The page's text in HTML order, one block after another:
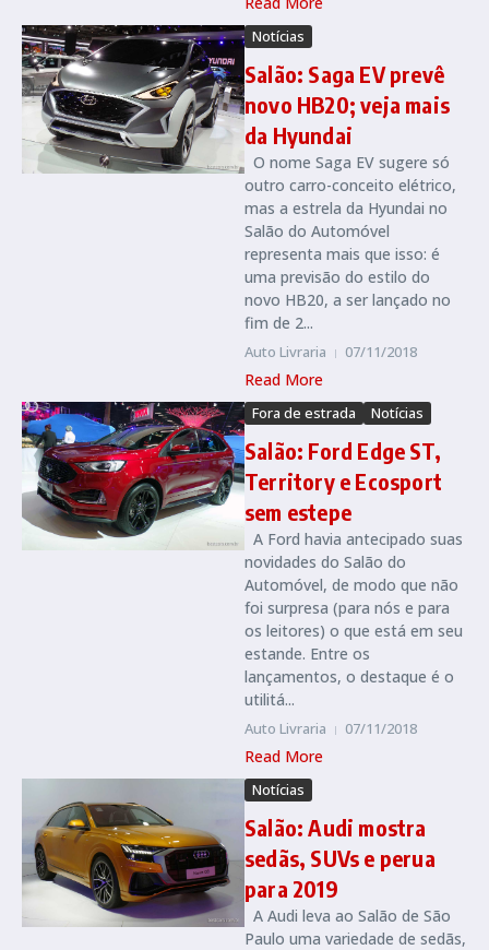
Notícias
Salão: Saga EV prevê
novo HB20; veja mais
da Hyundai
O nome Saga EV sugere só
outro carro-conceito elétrico,
mas a estrela da Hyundai no
Salão do Automóvel
representa mais que isso: é
uma previsão do estilo do
novo HB20, a ser lançado no
fim de 2...
Auto Livraria 07/11/2018
Read More
Fora de estrada Notícias
Salão: Ford Edge ST,
Territory e Ecosport
sem estepe
A Ford havia antecipado suas
novidades do Salão do
Automóvel, de modo que não
foi surpresa (para nós e para
os leitores) o que está em seu
estande. Entre os
lançamentos, o destaque é o
utilitá...
Auto Livraria 07/11/2018
Read More
Notícias
Salão: Audi mostra
sedãs, SUVs e perua
para 2019
A Audi leva ao Salão de São
Paulo uma variedade de sedãs,